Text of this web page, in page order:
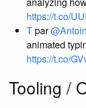
https://t.co/
Tpar
animated
https://t.co/
Tooling /